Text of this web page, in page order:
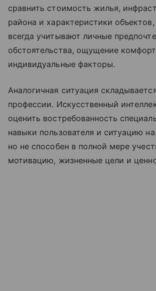
сравнить стоимость жилья,
района и характеристики
всегда учитывают личные
обстоятельства, ощущение
индивидуальные факторы.
Аналогичная ситуация
профессии. Искусственный
оценить востребованность
навыки пользователя и ситуацию
но не способен в полной мере
мотивацию, жизненные цели и